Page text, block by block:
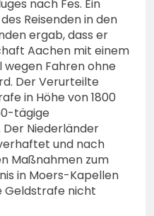
nach Fes. Ein
Reisenden in den
ergab, dass er
Aachen mit einem
Fahren ohne
Der Verurteilte
in Höhe von 1800
tägige
Niederländer
und nach
Maßnahmen zum
in Moers-Kapellen
Geldstrafe nicht